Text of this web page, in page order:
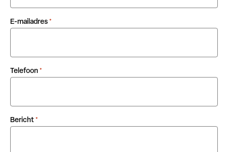
E-mailadres *
Telefoon *
Bericht *